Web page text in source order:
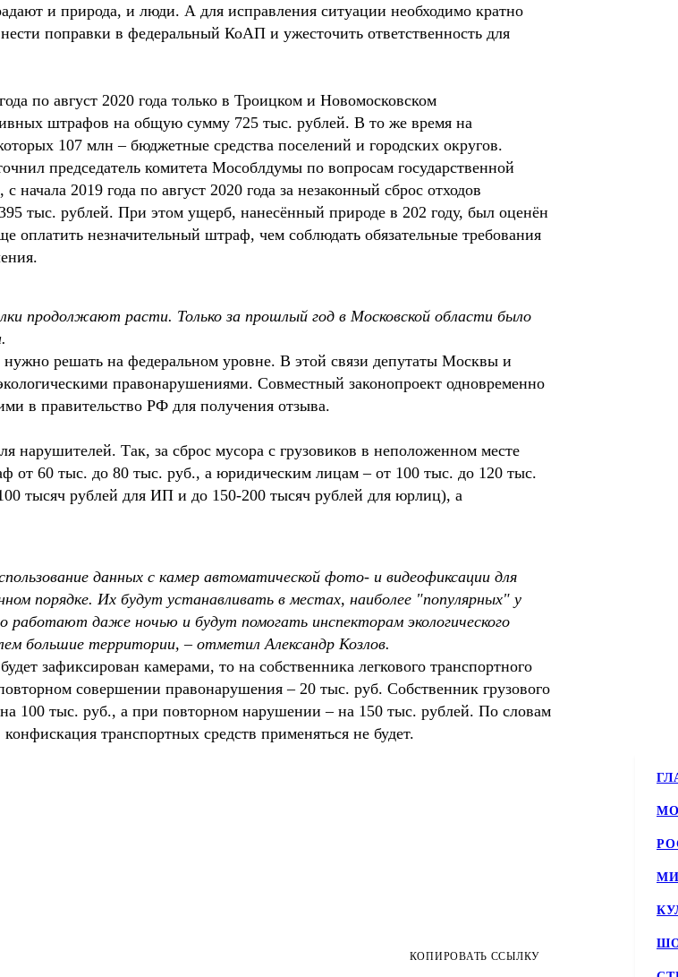
и природа, и люди. А для исправления ситуации необходимо кратно
поправки в федеральный КоАП и ужесточить ответственность для
по август 2020 года только в Троицком и Новомосковском
штрафов на общую сумму 725 тыс. рублей. В то же время на
107 млн – бюджетные средства поселений и городских округов.
председатель комитета Мособлдумы по вопросам государственной
начала 2019 года по август 2020 года за незаконный сброс отходов
тыс. рублей. При этом ущерб, нанесённый природе в 202 году, был оценён
незначительный штраф, чем соблюдать обязательные требования
продолжают расти. Только за прошлый год в Московской области было
решать на федеральном уровне. В этой связи депутаты Москвы и
правонарушениями. Совместный законопроект одновременно
в правительство РФ для получения отзыва.
нарушителей. Так, за сброс мусора с грузовиков в неположенном месте
от 60 тыс. до 80 тыс. руб., а юридическим лицам – от 100 тыс. до 120 тыс.
тысяч рублей для ИП и до 150-200 тысяч рублей для юрлиц), а
данных с камер автоматической фото- и видеофиксации для
порядке. Их будут устанавливать в местах, наиболее "популярных" у
даже ночью и будут помогать инспекторам экологического
большие территории, – отметил Александр Козлов.
зафиксирован камерами, то на собственника легкового транспортного
совершении правонарушения – 20 тыс. руб. Собственник грузового
100 тыс. руб., а при повторном нарушении – на 150 тыс. рублей. По словам
транспортных средств применяться не будет.
КОПИРОВАТЬ ССЫЛКУ